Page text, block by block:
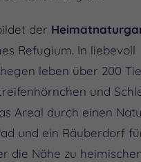
der
Refugium. In liebevoll
leben über 200
und
Areal durch einen
und ein Räuberdorf
die Nähe zu